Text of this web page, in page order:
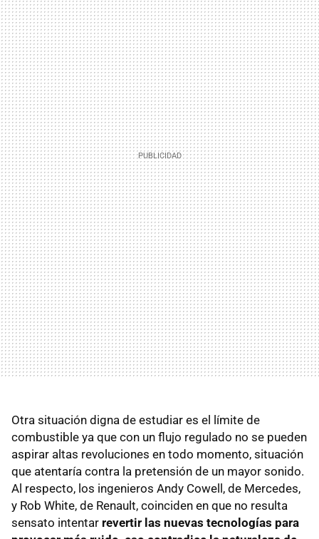
Otra situación digna de estudiar es el límite de
combustible ya que con un flujo regulado no se pueden
aspirar altas revoluciones en todo momento, situación
que atentaría contra la pretensión de un mayor sonido.
Al respecto, los ingenieros Andy Cowell, de Mercedes,
y Rob White, de Renault, coinciden en que no resulta
sensato intentar revertir las nuevas tecnologías para